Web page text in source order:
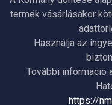
termék vásárlásakor
Használja az
További információ
https://